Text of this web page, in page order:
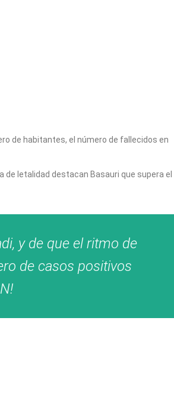
de habitantes, el número de fallecidos en
de letalidad destacan Basauri que supera el
y de que el ritmo de
de casos positivos